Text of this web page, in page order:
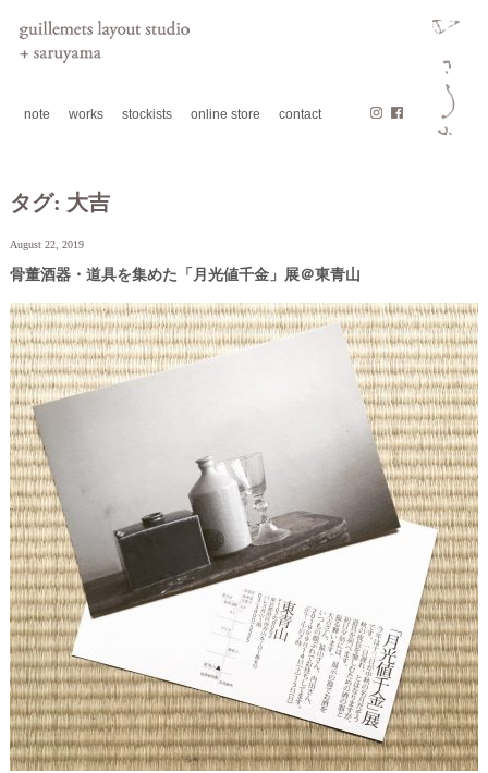
note works stockists online store contact
タグ: 大吉
August 22, 2019
骨董酒器・道具を集めた「月光値千金」展＠東青山